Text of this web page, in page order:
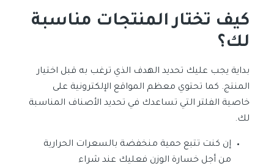
كيف تختار المنتجات مناسبة
لك؟
بداية يجب عليك تحديد الهدف الذي ترغب به قبل اختيار
المنتج. كما تحتوي معظم المواقع الإلكترونية على
خاصية الفلتر التي تساعدك في تحديد الأصناف المناسبة
لك.
إن كنت تتبع حمية منخفضة بالسعرات الحرارية
من أجل خسارة الوزن فعليك عند شراء